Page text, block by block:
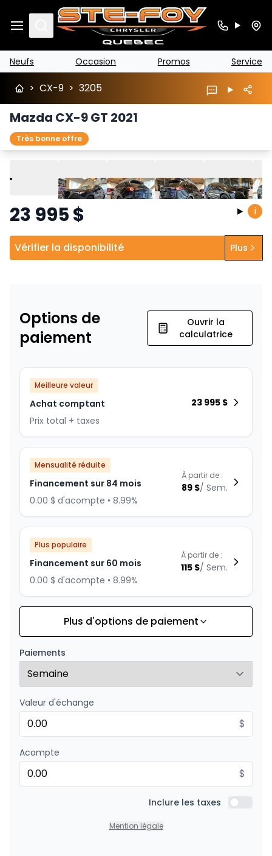
Search
Neufs Occasion Promos Service
> CX-9 > 3205
Mazda CX-9 GT 2021
Très bonne offre
Lire Précédent
Suivant
23 995$ i
Vérifier la disponibilité Plus
Options de
paiement
Ouvrir la
calculatrice
Meilleure valeur
Achat comptant
Prix total + taxes
23 995 $
Mensualité réduite
Financement sur 84 mois
0.00 $ d'acompte • 8.99%
À partir de :
89 $/ Sem.
Plus populaire
Financement sur 60 mois
0.00 $ d'acompte • 8.99%
À partir de :
115 $/ Sem.
Financement sur 72 mois
0.00 $ d'acompte • 8.99%
À partir de :
Financement sur 48 mois
Financement sur 48 mois
0.00 $ d'acompte • 8.99%
À partir de :
Financement sur 36 mois
176 $/Sem.
Plus d'options de paiement
Paiements
Valeur d'échange
$
Acompte
$
Inclure les taxes Inclure
Mention légale